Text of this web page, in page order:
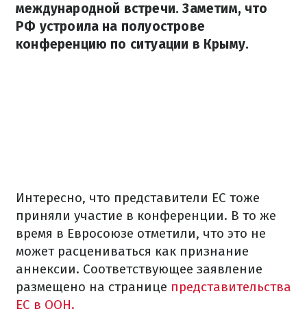
международной встречи. Заметим, что
РФ устроила на полуострове
конференцию по ситуации в Крыму.
Интересно, что представители ЕС тоже
приняли участие в конференции. В то же
время в Евросоюзе отметили, что это не
может расцениваться как признание
аннексии. Соответствующее заявление
размещено на странице представительства
ЕС в ООН.